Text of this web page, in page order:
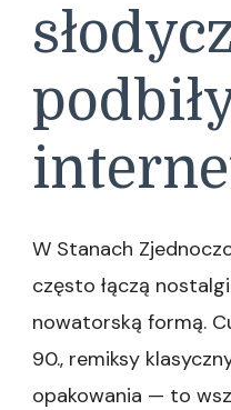
W Stanach
często łączą
nowatorską formą.
90., remiksy
opakowania — to